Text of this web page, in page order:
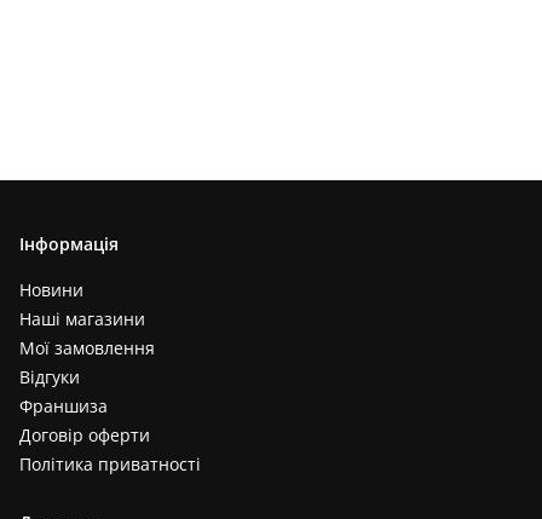
Інформація
Новини
Наші магазини
Мої замовлення
Відгуки
Франшиза
Договір оферти
Політика приватності